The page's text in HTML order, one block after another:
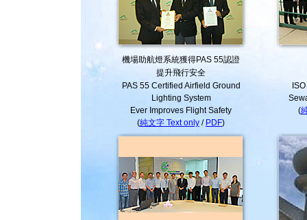
機場助航燈系統獲得PAS 55認證
提升飛行安全
PAS 55 Certified Airfield Ground
Lighting System
Ever Improves Flight Safety
(純文字 Text only / PDF)
(